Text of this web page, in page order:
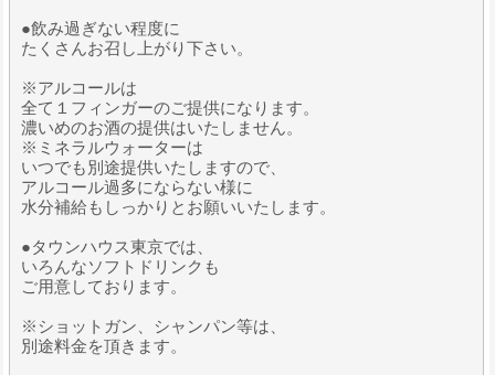
●飲み過ぎない程度に
たくさんお召し上がり下さい。
※アルコールは
全て１フィンガーのご提供になります。
濃いめのお酒の提供はいたしません。
※ミネラルウォーターは
いつでも別途提供いたしますので、
アルコール過多にならない様に
水分補給もしっかりとお願いいたします。
●タウンハウス東京では、
いろんなソフトドリンクも
ご用意しております。
※ショットガン、シャンパン等は、
別途料金を頂きます。